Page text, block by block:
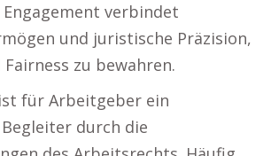
Engagement verbindet
und juristische Präzision,
zu bewahren.
für Arbeitgeber ein
durch die